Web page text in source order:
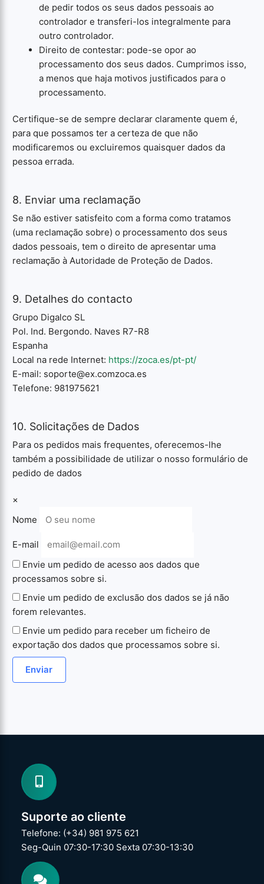
de pedir todos os seus dados pessoais ao
controlador e transferi-los integralmente para
outro controlador.
Direito de contestar: pode-se opor ao
processamento dos seus dados. Cumprimos isso,
a menos que haja motivos justificados para o
processamento.
Certifique-se de sempre declarar claramente quem é,
para que possamos ter a certeza de que não
modificaremos ou excluiremos quaisquer dados da
pessoa errada.
8. Enviar uma reclamação
Se não estiver satisfeito com a forma como tratamos
(uma reclamação sobre) o processamento dos seus
dados pessoais, tem o direito de apresentar uma
reclamação à Autoridade de Proteção de Dados.
9. Detalhes do contacto
Grupo Digalco SL
Pol. Ind. Bergondo. Naves R7-R8
Espanha
Local na rede Internet: https://zoca.es/pt-pt/
E-mail: soporte@ex.comzoca.es
Telefone: 981975621
10. Solicitações de Dados
Para os pedidos mais frequentes, oferecemos-lhe
também a possibilidade de utilizar o nosso formulário de
pedido de dados
×
Nome
E-mail
Envie um pedido de acesso aos dados que
processamos sobre si.
Envie um pedido de exclusão dos dados se já não
forem relevantes.
Envie um pedido para receber um ficheiro de
exportação dos dados que processamos sobre si.
Suporte ao cliente
Telefone: (+34) 981 975 621
Seg-Quin 07:30-17:30 Sexta 07:30-13:30